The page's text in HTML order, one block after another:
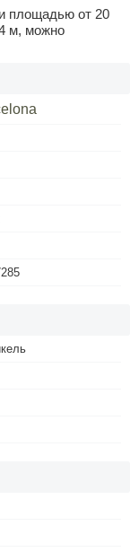
площадью от 20
м, можно